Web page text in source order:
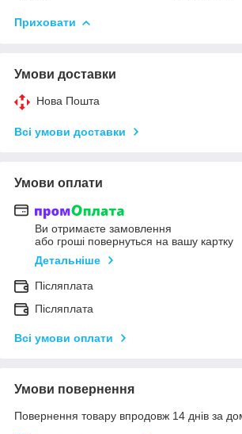
Приховати
Умови доставки
Нова Пошта
Всі умови доставки
Умови оплати
Ви отримаєте замовлення
або гроші повернуться на вашу картку
Детальніше
Післяплата
Післяплата
Всі умови оплати
Умови повернення
Повернення товару впродовж 14 днів за